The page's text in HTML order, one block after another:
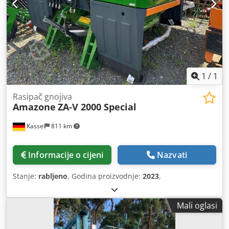
1 / 1
Kassel 811 km
Rasipač gnojiva
Amazone ZA-V 2000 Special
Informacije o cijeni Nazvati
Stanje: rabljeno, Godina proizvodnje: 2023,
Mali oglasi